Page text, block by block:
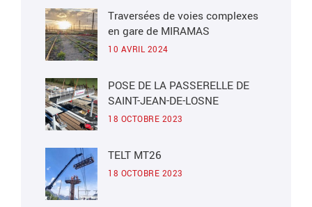
Traversées de voies complexes
en gare de MIRAMAS
10 AVRIL 2024
POSE DE LA PASSERELLE DE
SAINT-JEAN-DE-LOSNE
18 OCTOBRE 2023
TELT MT26
18 OCTOBRE 2023